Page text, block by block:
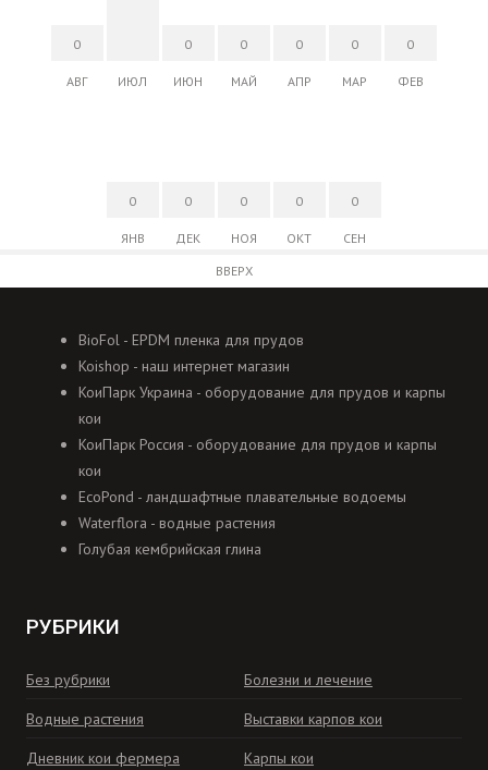
0
АВГ ИЮЛ
0
ИЮН
0
МАЙ
0
АПР
0
МАР
0
ФЕВ
0
ЯНВ
0
ДЕК
0
НОЯ
0
ОКТ
0
СЕН
ВВЕРХ
BioFol - EPDM пленка для прудов
Koishop - наш интернет магазин
КоиПарк Украина - оборудование для прудов и карпы
кои
КоиПарк Россия - оборудование для прудов и карпы
кои
EcoPond - ландшафтные плавательные водоемы
Waterflora - водные растения
Голубая кембрийская глина
РУБРИКИ
Без рубрики
Болезни и лечение
Водные растения
Выставки карпов кои
Дневник кои фермера
Карпы кои